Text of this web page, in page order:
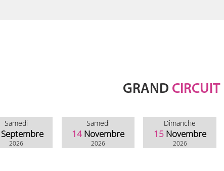
GRAND CIRCUIT
Samedi
Septembre
2026
Samedi
14Novembre
2026
Dimanche
15 Novembre
2026